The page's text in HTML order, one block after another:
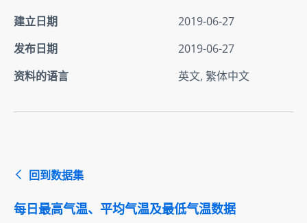
建立日期
2019-06-27
发布日期
2019-06-27
资料的语言
英文, 繁体中文
回到数据集
每日最高气温、平均气温及最低气温数据